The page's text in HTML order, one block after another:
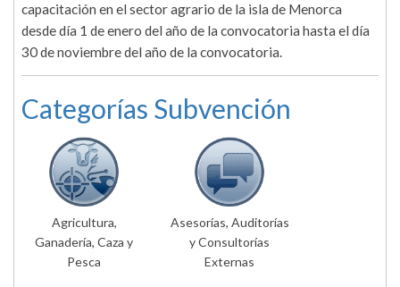
capacitación en el sector agrario de la isla de Menorca
desde día 1 de enero del año de la convocatoria hasta el día
30 de noviembre del año de la convocatoria.
Categorías Subvención
Agricultura,
Ganadería, Caza y
Pesca
Asesorías, Auditorías
y Consultorías
Externas